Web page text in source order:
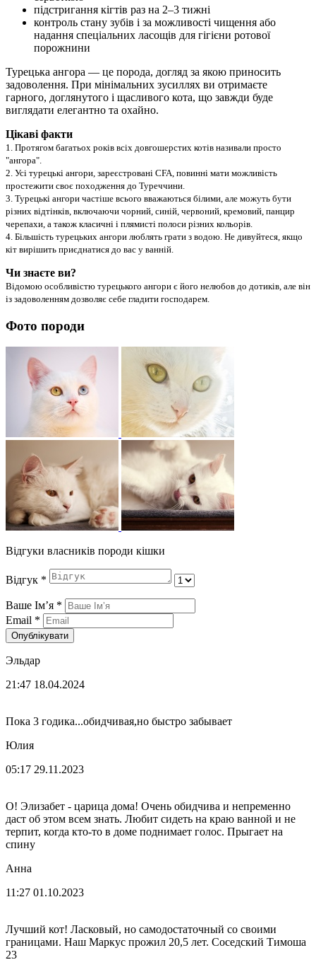
підстригання кігтів раз на 2–3 тижні
контроль стану зубів і за можливості чищення або
надання спеціальних ласощів для гігієни ротової
порожнини
Турецька ангора — це порода, догляд за якою приносить
задоволення. При мінімальних зусиллях ви отримаєте
гарного, доглянутого і щасливого кота, що завжди буде
виглядати елегантно та охайно.
Цікаві факти
1. Протягом багатьох років всіх довгошерстих котів називали просто
"ангора".
2. Усі турецькі ангори, зареєстровані CFA, повинні мати можливість
простежити своє походження до Туреччини.
3. Турецькі ангори частіше всього вважаються білими, але можуть бути
різних відтінків, включаючи чорний, синій, червоний, кремовий, панцир
черепахи, а також класичні і плямисті полоси різних кольорів.
4. Більшість турецьких ангори люблять грати з водою. Не дивуйтеся, якщо
кіт вирішить приєднатися до вас у ванній.
Чи знаєте ви?
Відомою особливістю турецького ангори є його нелюбов до дотиків, але він
із задоволенням дозволяє себе гладити господарем.
Фото породи
Відгуки власників породи кішки
Відгук *
Ваше Імʼя *
Email *
Опублікувати
Эльдар
21:47 18.04.2024
Пока 3 годика...обидчивая,но быстро забывает
Юлия
05:17 29.11.2023
О! Элизабет - царица дома! Очень обидчива и непременно
даст об этом всем знать. Любит сидеть на краю ванной и не
терпит, когда кто-то в доме поднимает голос. Прыгает на
спину
Анна
11:27 01.10.2023
Лучший кот! Ласковый, но самодостаточный со своими
границами. Наш Маркус прожил 20,5 лет. Соседский Тимоша
23